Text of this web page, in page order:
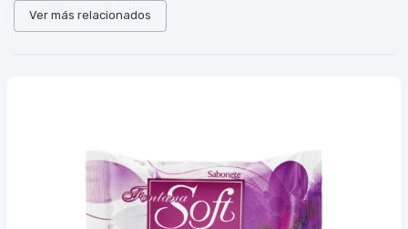
Ver más relacionados